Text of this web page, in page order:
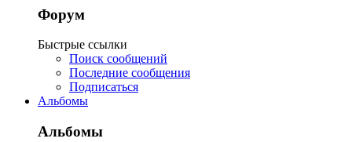
Форум
Быстрые ссылки
Поиск сообщений
Последние сообщения
Подписаться
Альбомы
Альбомы